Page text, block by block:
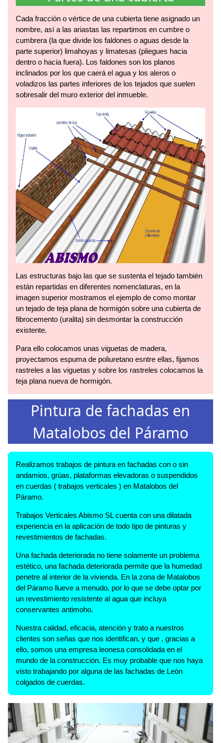
Cada fracción o vértice de una cubierta tiene asignado un
nombre, así a las ariastas las repartimos en cumbre o
cumbrera (la que divide los faldones o aguas desde la
parte superior) limahoyas y limatesas (pliegues hacia
dentro o hacia fuera). Los faldones son los planos
inclinados por los que caerá el agua y los aleros o
voladizos las partes inferiores de los tejados que suelen
sobresalir del muro exterior del inmueble.
Las estructuras bajo las que se sustenta el tejado también
están repartidas en diferentes nomenclaturas, en la
imagen superior mostramos el ejemplo de como montar
un tejado de teja plana de hormigón sobre una cubierta de
fibrocemento (uralita) sin desmontar la construcción
existente.
Para ello colocamos unas viguetas de madera,
proyectamos espuma de poliuretano esntre ellas, fijamos
rastreles a las viguetas y sobre los rastreles colocamos la
teja plana nueva de hormigón.
Pintura de fachadas en
Matalobos del Páramo
Realizamos trabajos de pintura en fachadas con o sin
andamios, grúas, plataformas elevadoras o suspendidos
en cuerdas ( trabajos verticales ) en Matalobos del
Páramo.
Trabajos Verticales Abismo SL cuenta con una dilatada
experiencia en la aplicación de todo tipo de pinturas y
revestimientos de fachadas.
Una fachada deteriorada no tiene solamente un problema
estético, una fachada deteriorada permite que la humedad
penetre al interior de la vivienda. En la zona de Matalobos
del Páramo llueve a menudo, por lo que se debe optar por
un revestimiento resistente al agua que incluya
conservantes antimoho.
Nuestra calidad, eficacia, atención y trato a nuestros
clientes son señas que nos identifican, y que , gracias a
ello, somos una empresa leonesa consolidada en el
mundo de la construcción. Es muy probable que nos haya
visto trabajando por alguna de las fachadas de León
colgados de cuerdas.